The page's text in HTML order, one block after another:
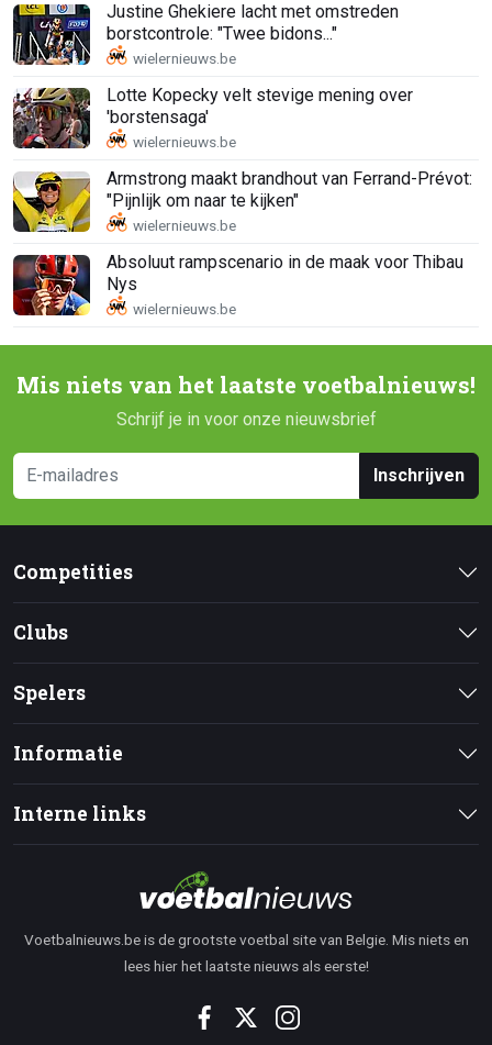
Justine Ghekiere lacht met omstreden
borstcontrole: "Twee bidons..."
Lotte Kopecky velt stevige mening over
'borstensaga'
Armstrong maakt brandhout van Ferrand-Prévot:
"Pijnlijk om naar te kijken"
Absoluut rampscenario in de maak voor Thibau
Nys
Mis niets van het laatste voetbalnieuws!
Schrijf je in voor onze nieuwsbrief
Inschrijven
Competities
Clubs
Spelers
Informatie
Interne links
Voetbalnieuws.be is de grootste voetbal site van Belgie. Mis niets en
lees hier het laatste nieuws als eerste!